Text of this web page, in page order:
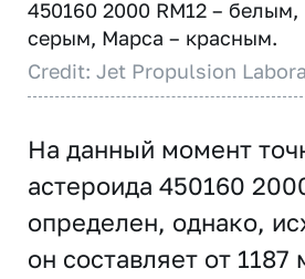
450160 2000 RM12 –
серым, Марса – красным.
Credit: Jet Propulsion
На данный момент
астероида 450160
определен, однако,
он составляет от 1187